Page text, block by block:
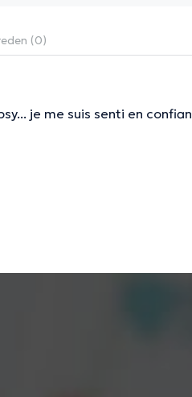
(0)
je me suis senti en